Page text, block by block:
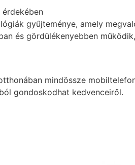
gyűjteménye, amely
és gördülékenyebben
mindössze
gondoskodhat kedvenceiről.